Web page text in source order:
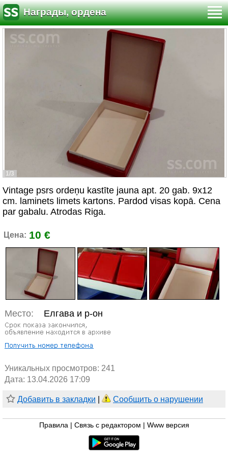
Награды, ордена
1/3
Vintage psrs ordeņu kastīte jauna apt. 20 gab. 9x12
cm. laminets limets kartons. Pardod visas kopā. Cena
par gabalu. Atrodas Riga.
Цена: 10 €
Место: Елгава и р-он
Уникальных просмотров: 241
Дата: 13.04.2026 17:09
Добавить в закладки Сообщить о нарушении
Правила Связь с редактором Www версия